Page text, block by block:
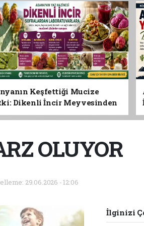
Keşfettiği Mucize
Dikenli İncir Meyvesinden
Geleceğin Süper Gıdası
OLUYOR
29.06.2026 - 12:06
İlginizi